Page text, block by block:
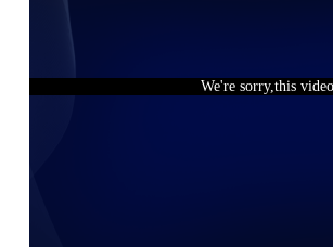
We're sorry,this